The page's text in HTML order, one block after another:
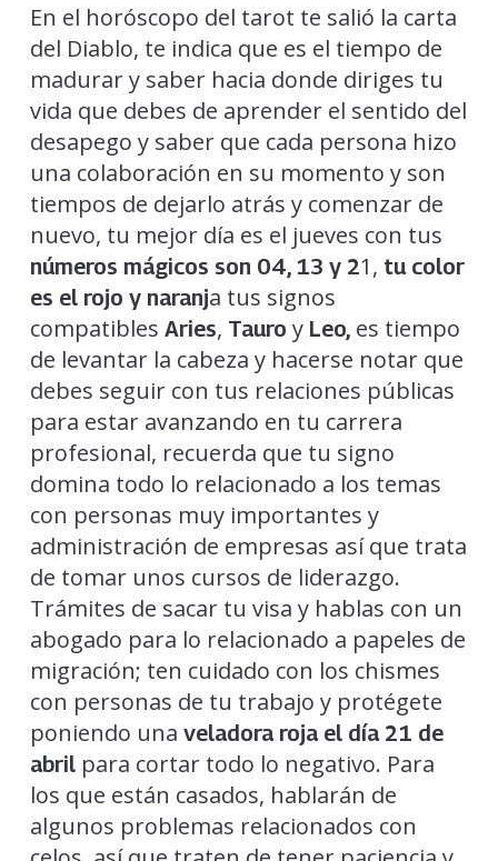
En el horóscopo del tarot te salió la carta
del Diablo, te indica que es el tiempo de
madurar y saber hacia donde diriges tu
vida que debes de aprender el sentido del
desapego y saber que cada persona hizo
una colaboración en su momento y son
tiempos de dejarlo atrás y comenzar de
nuevo, tu mejor día es el jueves con tus
números mágicos son 04, 13 y 21, tu color
es el rojo y naranja tus signos
compatibles Aries, Tauro y Leo,es tiempo
de levantar la cabeza y hacerse notar que
debes seguir con tus relaciones públicas
para estar avanzando en tu carrera
profesional, recuerda que tu signo
domina todo lo relacionado a los temas
con personas muy importantes y
administración de empresas así que trata
de tomar unos cursos de liderazgo.
Trámites de sacar tu visa y hablas con un
abogado para lo relacionado a papeles de
migración; ten cuidado con los chismes
con personas de tu trabajo y protégete
poniendo una veladora roja el día 21 de
abril para cortar todo lo negativo. Para
los que están casados, hablarán de
algunos problemas relacionados con